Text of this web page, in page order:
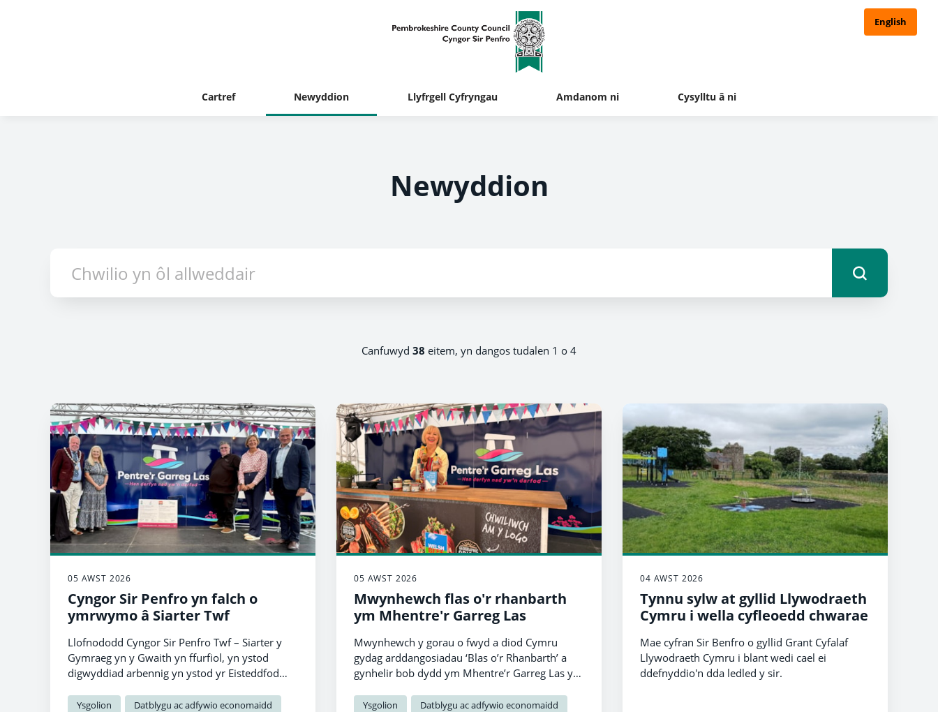
English
Cartref Newyddion Llyfrgell Cyfryngau Amdanom ni Cysylltu â ni
Newyddion
Canfuwyd 38 eitem, yn dangos tudalen 1 o 4
05 AWST 2026
Cyngor Sir Penfro yn falch o
ymrwymo â Siarter Twf
Llofnododd Cyngor Sir Penfro Twf – Siarter y
Gymraeg yn y Gwaith yn ffurfiol, yn ystod
digwyddiad arbennig yn ystod yr Eisteddfod
Ysgolion
Datblygu ac adfywio economaidd
05 AWST 2026
Mwynhewch flas o'r rhanbarth
ym Mhentre'r Garreg Las
Mwynhewch y gorau o fwyd a diod Cymru
gydag arddangosiadau ‘Blas o’r Rhanbarth’ a
gynhelir bob dydd ym Mhentre’r Garreg Las yn
Ysgolion
Datblygu ac adfywio economaidd
04 AWST 2026
Tynnu sylw at gyllid Llywodraeth
Cymru i wella cyfleoedd chwarae
Mae cyfran Sir Benfro o gyllid Grant Cyfalaf
Llywodraeth Cymru i blant wedi cael ei
ddefnyddio'n dda ledled y sir.